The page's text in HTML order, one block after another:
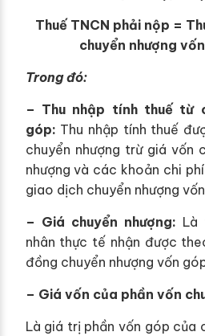
Thuế TNCN phải nộp =
chuyển nhượng
Trong đó:
– Thu nhập tính thuế từ
góp: Thu nhập tính thuế
chuyển nhượng trừ giá vốn
nhượng và các khoản chi
giao dịch chuyển nhượng
– Giá chuyển nhượng: Là
nhân thực tế nhận được
đồng chuyển nhượng vốn
– Giá vốn của phần vốn
Là giá trị phần vốn góp của